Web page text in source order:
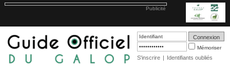
Publicité
Mémoriser
S'inscrire | Identifiants oubliés